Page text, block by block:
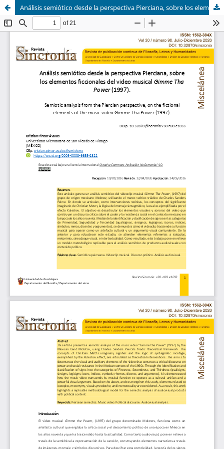
Análisis semiótico desde la perspectiva Pierciana, sobre los elementos ficcionales del video musical Gimme Tha Power (1997)